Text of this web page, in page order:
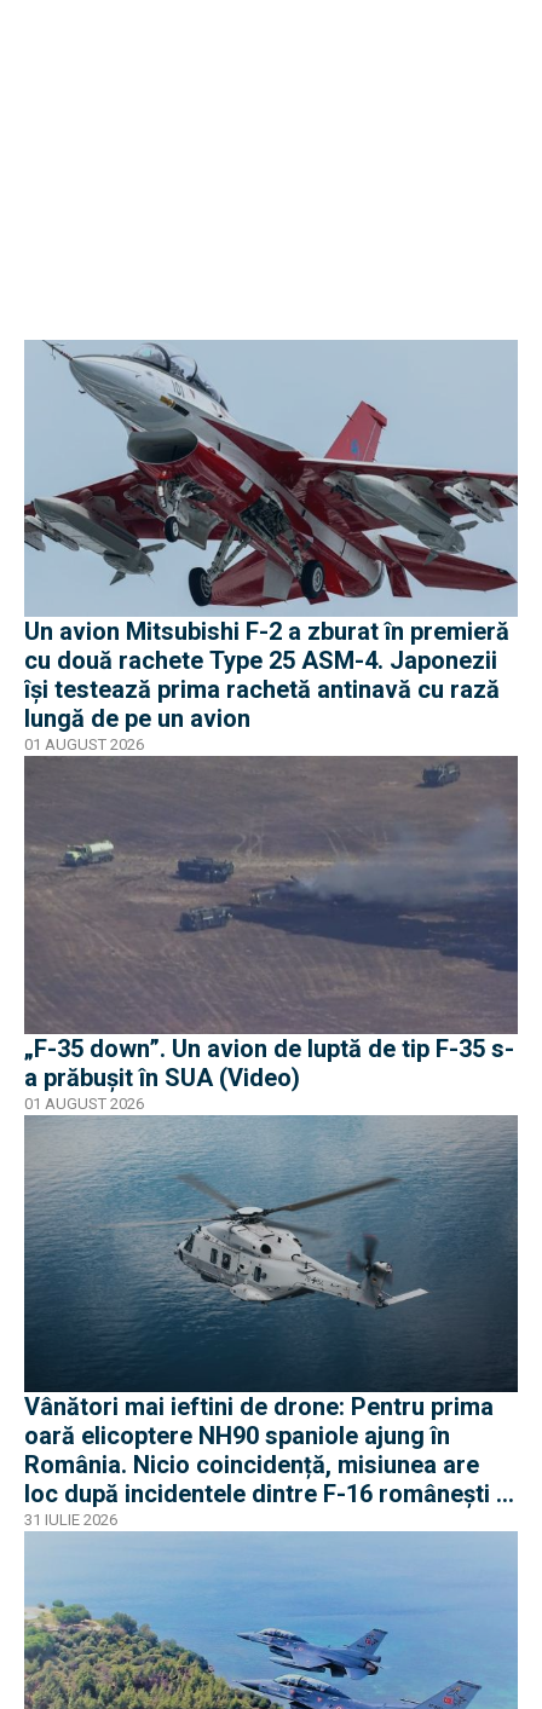
Un avion Mitsubishi F-2 a zburat în premieră
cu două rachete Type 25 ASM-4. Japonezii
își testează prima rachetă antinavă cu rază
lungă de pe un avion
01 AUGUST 2026
„F-35 down”. Un avion de luptă de tip F-35 s-
a prăbușit în SUA (Video)
01 AUGUST 2026
Vânători mai ieftini de drone: Pentru prima
oară elicoptere NH90 spaniole ajung în
România. Nicio coincidență, misiunea are
loc după incidentele dintre F-16 românești și
dronele ruse
31 IULIE 2026